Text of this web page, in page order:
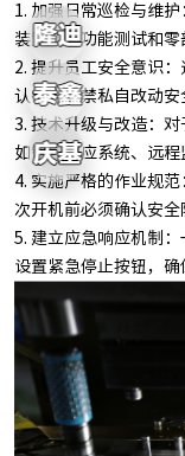
1. 加强日常巡检与维
装置进行功能测试和零
2. 提升员工安全意识
认识，严禁私自改动安
3. 技术升级与改造：对
如智能感应系统、远程
4. 实施严格的作业规
次开机前必须确认安全
5. 建立应急响应机制
设置紧急停止按钮，确